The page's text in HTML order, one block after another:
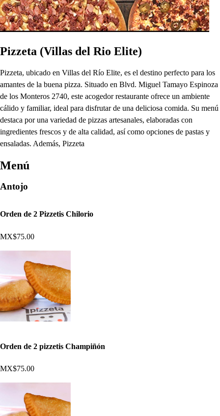
Pizzeta (Villas del Rio Elite)
Pizzeta, ubicado en Villas del Río Elite, es el destino perfecto para los
amantes de la buena pizza. Situado en Blvd. Miguel Tamayo Espinoza
de los Monteros 2740, este acogedor restaurante ofrece un ambiente
cálido y familiar, ideal para disfrutar de una deliciosa comida. Su menú
destaca por una variedad de pizzas artesanales, elaboradas con
ingredientes frescos y de alta calidad, así como opciones de pastas y
ensaladas. Además, Pizzeta
Menú
Antojo
Orden de 2 Pizzetis Chilorio
MX$75.00
Orden de 2 pizzetis Champiñón
MX$75.00